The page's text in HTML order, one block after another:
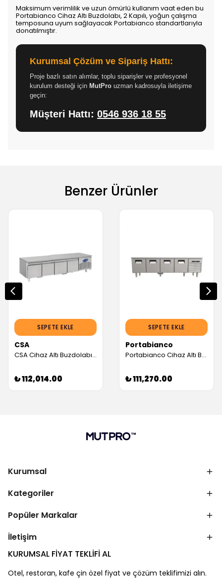
Maksimum verimlilik ve uzun ömürlü kullanım vaat eden bu
Portabianco Cihaz Altı Buzdolabı, 2 Kapılı, yoğun çalışma
temposuna uyum sağlayacak Portabianco standartlarıyla
donatılmıştır.
Kurumsal Çözüm ve Sipariş Hattı:
Proje bazlı satın alımlar, toplu siparişler ve profesyonel
kurulum desteği için MutPro uzman kadrosuyla iletişime
geçin:
Müşteri Hattı: 0546 936 18 55
Benzer Ürünler
SEPETE EKLE
CSA
CSA Cihaz Altı Buzdolabı, 4 Çekmeceli, 265 L (Servis Garantili)
₺ 112,014.00
SEPETE EKLE
Portabianco
Portabianco Cihaz Altı Buzdolabı, 4 Kapılı (Servis Garantili)
₺ 111,270.00
Kurumsal
Kategoriler
Popüler Markalar
İletişim
KURUMSAL FİYAT TEKLİFİ AL
Otel, restoran, kafe çin özel fiyat ve çözüm teklifimizi alın.